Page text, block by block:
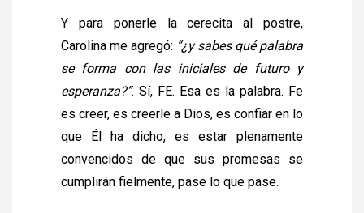
Y para ponerle la cerecita al postre,
Carolina me agregó: “¿y sabes qué palabra
se forma con las iniciales de futuro y
esperanza?”. Sí, FE. Esa es la palabra. Fe
es creer, es creerle a Dios, es confiar en lo
que Él ha dicho, es estar plenamente
convencidos de que sus promesas se
cumplirán fielmente, pase lo que pase.